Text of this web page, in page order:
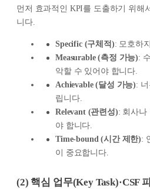
먼저 효과적인 KPI를 도출하기 위해
니다.
Specific (구체적): 모호하
Measurable (측정 가능):
악할 수 있어야 합니다.
Achievable (달성 가능):
립니다.
Relevant (관련성): 회사나
야 합니다.
Time-bound (시간 제한):
이 중요합니다.
(2) 핵심 업무(Key Task)·CSF